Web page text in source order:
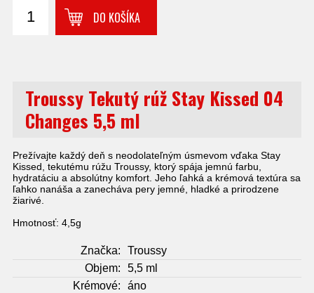
DO KOŠÍKA
Troussy Tekutý rúž Stay Kissed 04
Changes 5,5 ml
Prežívajte každý deň s neodolateľným úsmevom vďaka Stay
Kissed, tekutému rúžu Troussy, ktorý spája jemnú farbu,
hydratáciu a absolútny komfort. Jeho ľahká a krémová textúra sa
ľahko nanáša a zanecháva pery jemné, hladké a prirodzene
žiarivé.
Hmotnosť: 4,5g
Značka:
Troussy
Objem:
5,5 ml
Krémové:
áno